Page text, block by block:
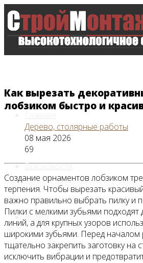
Все новости
Видео
Как вырезать
лобзиком быстро и
Дерево, столярные работы
08 мая 2026
69
Создание орнаментов лобзиком
терпения. Чтобы вырезать
важно правильно выбрать пилку и
Пилки с мелкими зубьями подходят
линий, а для крупных узоров
широкими зубьями. Перед началом
тщательно закрепить заготовку на
исключить вибрации и